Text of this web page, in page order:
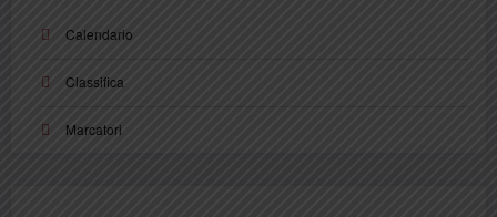
Calendario
Classifica
Marcatori